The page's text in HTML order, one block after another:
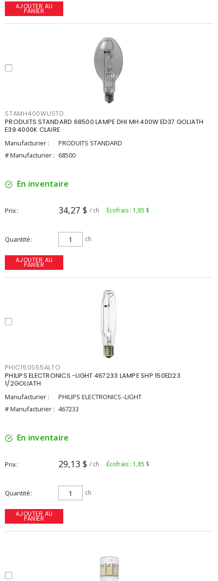
AJOUTER AU
PANIER
STAMH400WUSTD
PRODUITS STANDARD 68500 LAMPE DHI MH 400W ED37 GOLIATH
E39 4000K CLAIRE
Manufacturier :
PRODUITS STANDARD
# Manufacturier : 68500
En inventaire
Prix 34,27 $ / ch Écofrais : 1,85 $
Quantité ch
AJOUTER AU
PANIER
PHIC150S55ALTO
PHILIPS ELECTRONICS -LIGHT 467233 LAMPE SHP 150ED23
1/2GOLIATH
Manufacturier :
PHILIPS ELECTRONICS -LIGHT
# Manufacturier : 467233
En inventaire
Prix 29,13 $ / ch Écofrais : 1,85 $
Quantité ch
AJOUTER AU
PANIER